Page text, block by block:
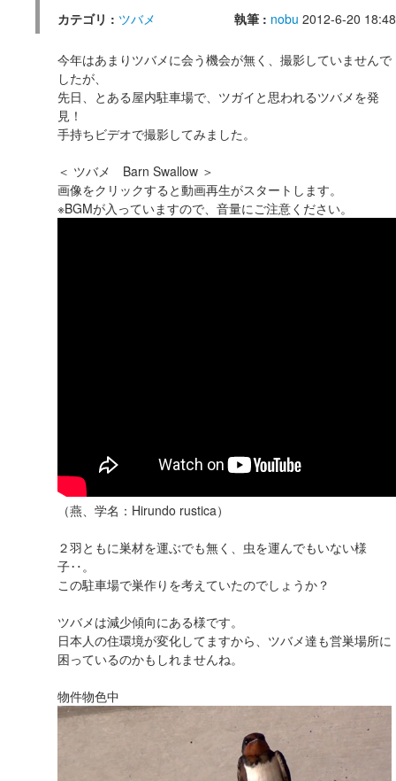
カテゴリ : ツバメ 執筆 : nobu 2012-6-20 18:48
今年はあまりツバメに会う機会が無く、撮影していませんで
したが、
先日、とある屋内駐車場で、ツガイと思われるツバメを発
見！
手持ちビデオで撮影してみました。
＜ ツバメ Barn Swallow ＞
画像をクリックすると動画再生がスタートします。
※BGMが入っていますので、音量にご注意ください。
（燕、学名：Hirundo rustica）
２羽ともに巣材を運ぶでも無く、虫を運んでもいない様
子‥。
この駐車場で巣作りを考えていたのでしょうか？
ツバメは減少傾向にある様です。
日本人の住環境が変化してますから、ツバメ達も営巣場所に
困っているのかもしれませんね。
物件物色中